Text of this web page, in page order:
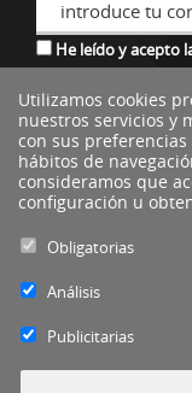
introduce tu
He leído y acepto
*descuento no
Utilizamos cookies
nuestros servicios y
con sus
hábitos de
consideramos que
configuración u
Obligatorias
Análisis
Publicitarias